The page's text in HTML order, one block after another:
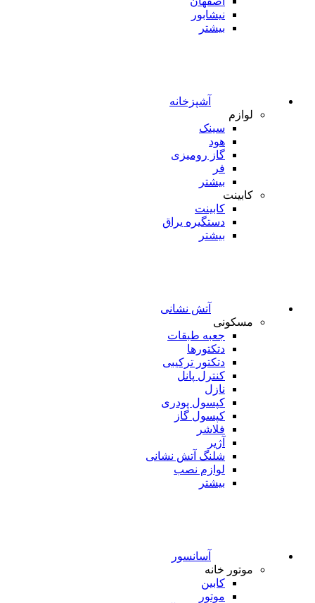
نیشابور
بیشتر
آشپزخانه
لوازم
سینک
هود
گاز رومیزی
فر
بیشتر
کابینت
کابینت
دستگیره یراق
بیشتر
آتش نشانی
مسکونی
جعبه طبقات
دتکتورها
دتکتور ترکیبی
کنترل پانل
نازل
کپسول پودری
کپسول گاز
فلاشر
آژیر
شلنگ آتش نشانی
لوازم نصب
بیشتر
آسانسور
موتور خانه
کابین
موتور